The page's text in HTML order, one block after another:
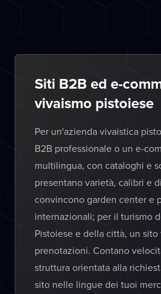
Siti B2B ed e-
vivaismo pistoiese
Per un'azienda vivaistica
B2B professionale o un e-
multilingua, con cataloghi e
presentano varietà, calibri e
convincono garden center e
internazionali; per il turismo
Pistoiese e della città, un
prenotazioni. Contano
struttura orientata alla
sito nelle lingue dei tuoi